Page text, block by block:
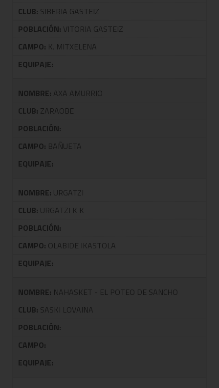
CLUB: SIBERIA GASTEIZ
POBLACIÓN: VITORIA GASTEIZ
CAMPO: K. MITXELENA
EQUIPAJE:
NOMBRE: AXA AMURRIO
CLUB: ZARAOBE
POBLACIÓN:
CAMPO: BAÑUETA
EQUIPAJE:
NOMBRE: URGATZI
CLUB: URGATZI K K
POBLACIÓN:
CAMPO: OLABIDE IKASTOLA
EQUIPAJE:
NOMBRE: NAHASKET - EL POTEO DE SANCHO
CLUB: SASKI LOVAINA
POBLACIÓN:
CAMPO:
EQUIPAJE: